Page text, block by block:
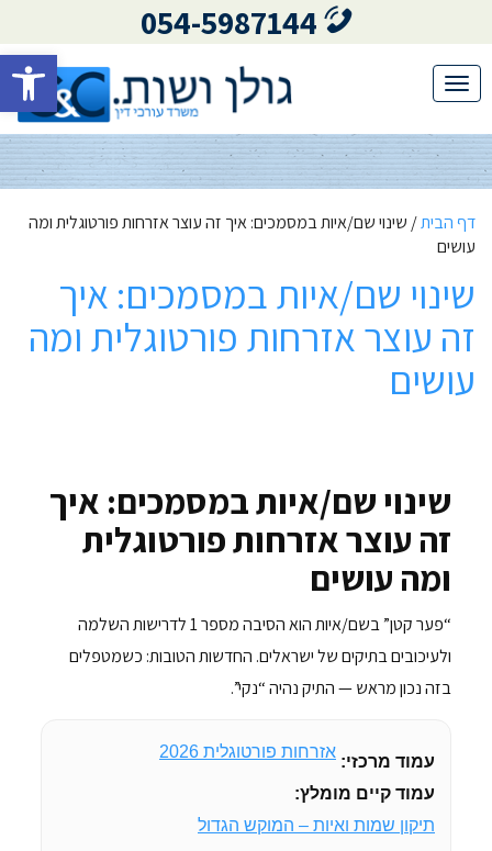
פתח
054-5987144
Toggle
דף הבית/ שינוי שם/איות במסמכים: איך זה עוצר אזרחות פורטוגלית ומה
עושים
שינוי שם/איות במסמכים: איך
זה עוצר אזרחות פורטוגלית ומה
עושים
שינוי שם/איות במסמכים: איך
זה עוצר אזרחות פורטוגלית
ומה עושים
“פער קטן” בשם/איות הוא הסיבה מספר 1 לדרישות השלמה
ולעיכובים בתיקים של ישראלים. החדשות הטובות: כשמטפלים
בזה נכון מראש — התיק נהיה “נקי”.
עמוד מרכזי:
אזרחות פורטוגלית 2026
עמוד קיים מומלץ:
תיקון שמות ואיות – המוקש הגדול